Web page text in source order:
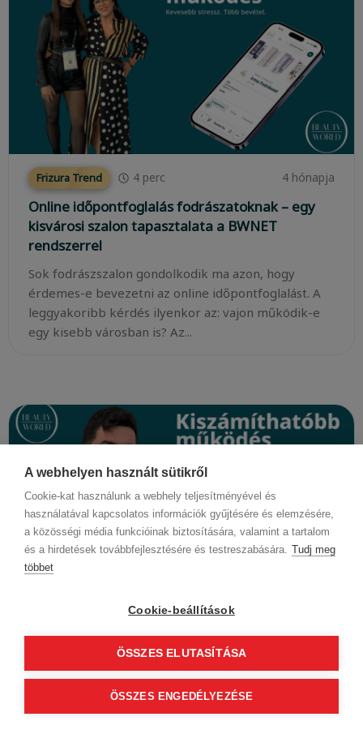
A webhelyen használt sütikről
Cookie-kat használunk a webhely teljesítményével és
használatával kapcsolatos információk gyűjtésére és elemzésére,
a közösségi média funkcióinak biztosítására, valamint a tartalom
és a hirdetések továbbfejlesztésére és testreszabására. Tudj meg
többet
Cookie-beállítások
ÖSSZES ELUTASÍTÁSA
ÖSSZES ENGEDÉLYEZÉSE
Frizura Trend 4 perc 4 hónapja
Online időpontfoglalás fodrászatoknak – egy
kisvárosi szalon tapasztalata a BWNET
rendszerrel
Sok fodrászszalon gondolkodik ma azon, hogy
érdemes-e bevezetni az online időpontfoglalást. A
leggyakoribb kérdés ilyenkor az: vajon működik-e
egy kisebb városban is? Az...
Új fodrászszalon indítása sikeresen – Így segíti
a BWNET rendszere a szalonvezetést
Egy új fodrászszalon megnyitása egyszerre jelent
szakmai lehetőséget és komoly szervezési kihívást.